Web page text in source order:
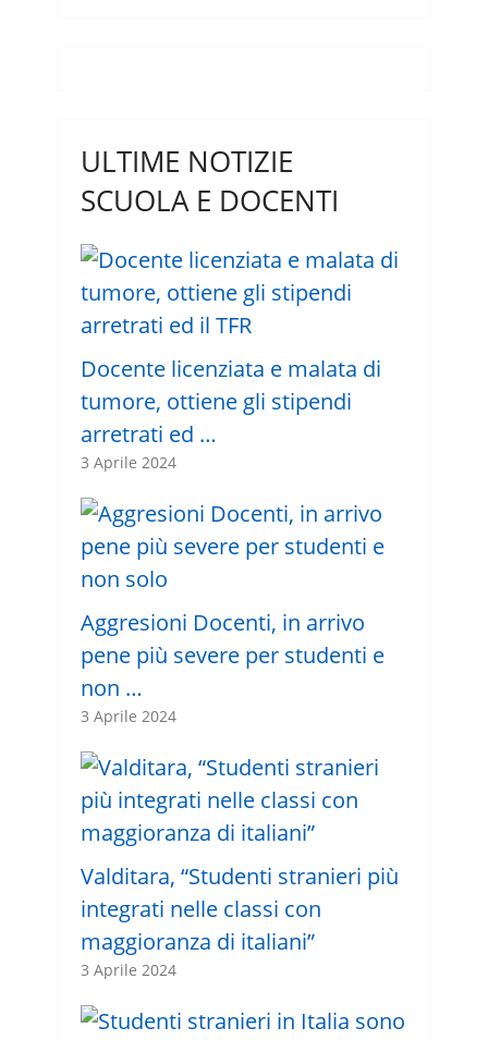
ULTIME NOTIZIE
SCUOLA E DOCENTI
Docente licenziata e malata di
tumore, ottiene gli stipendi
arretrati ed …
3 Aprile 2024
Aggresioni Docenti, in arrivo
pene più severe per studenti e
non …
3 Aprile 2024
Valditara, “Studenti stranieri più
integrati nelle classi con
maggioranza di italiani”
3 Aprile 2024